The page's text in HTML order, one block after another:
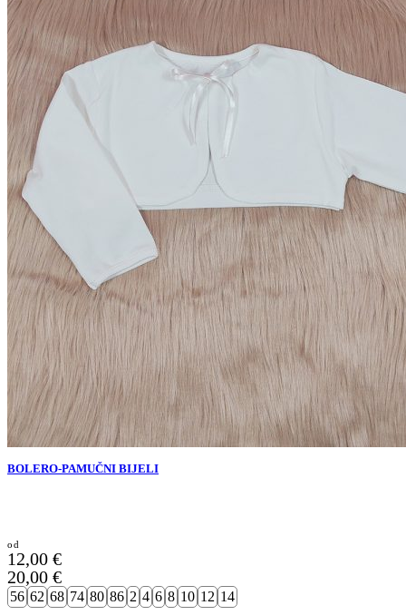
BOLERO-PAMUČNI BIJELI
12,00 €
20,00 €
56 62 68 74 80 86 2 4 6 8 10 12 14